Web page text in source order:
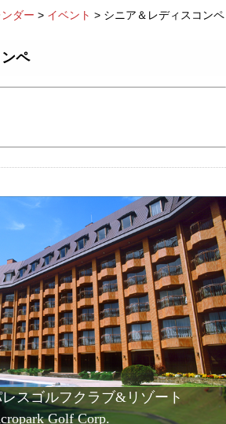
ダー > イベント > シニア＆レディスコンペ
ペ
スゴルフクラブ&リゾート
Golf Corp.